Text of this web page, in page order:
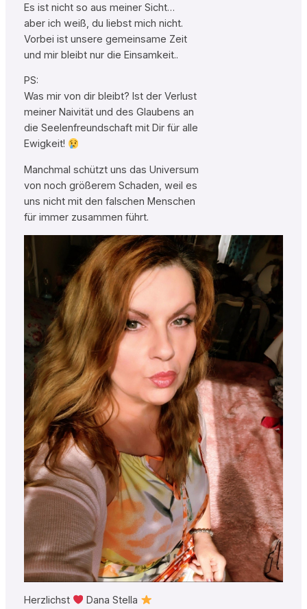
Es ist nicht so aus meiner Sicht…
aber ich weiß, du liebst mich nicht.
Vorbei ist unsere gemeinsame Zeit
und mir bleibt nur die Einsamkeit..
PS:
Was mir von dir bleibt? Ist der Verlust
meiner Naivität und des Glaubens an
die Seelenfreundschaft mit Dir für alle
Ewigkeit!
Manchmal schützt uns das Universum
von noch größerem Schaden, weil es
uns nicht mit den falschen Menschen
für immer zusammen führt.
Herzlichst Dana Stella